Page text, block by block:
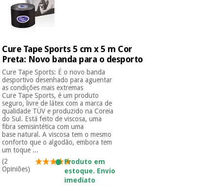
Cure Tape Sports 5 cm x 5 m Cor
Preta: Novo banda para o desporto
Cure Tape Sports: É o novo banda
desportivo desenhado para aguentar
as condições mais extremas
Cure Tape Sports, é um produto
seguro, livre de látex com a marca de
qualidade TÜV e produzido na Coreia
do Sul. Está feito de viscosa, uma
fibra semisintética com uma
base natural. A viscosa tem o mesmo
conforto que o algodão, embora tem
um toque ...
(2
Opiniões)
Produto em
estoque. Envio
imediato